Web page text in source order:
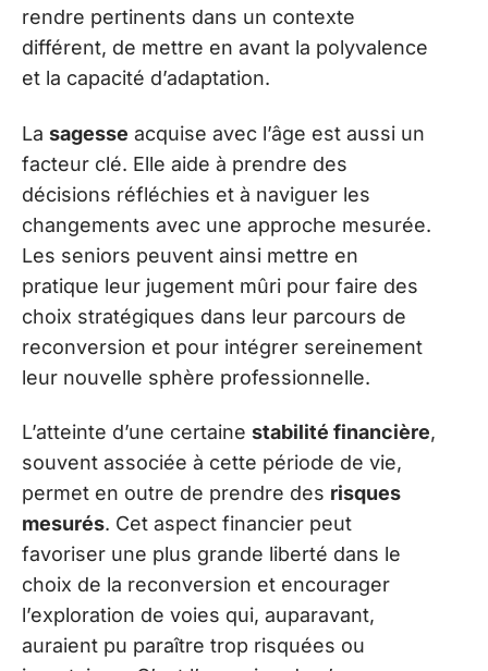
rendre pertinents dans un contexte
différent, de mettre en avant la polyvalence
et la capacité d’adaptation.
La sagesse acquise avec l’âge est aussi un
facteur clé. Elle aide à prendre des
décisions réfléchies et à naviguer les
changements avec une approche mesurée.
Les seniors peuvent ainsi mettre en
pratique leur jugement mûri pour faire des
choix stratégiques dans leur parcours de
reconversion et pour intégrer sereinement
leur nouvelle sphère professionnelle.
L’atteinte d’une certaine stabilité financière,
souvent associée à cette période de vie,
permet en outre de prendre des risques
mesurés. Cet aspect financier peut
favoriser une plus grande liberté dans le
choix de la reconversion et encourager
l’exploration de voies qui, auparavant,
auraient pu paraître trop risquées ou